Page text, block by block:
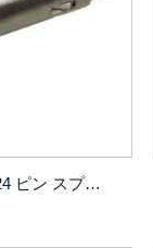
USB-31C-F-J01 USB タイプ C 24 ピン スプリント タイプ、USB C メス コネクタ